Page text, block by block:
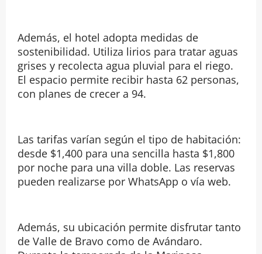
Además, el hotel adopta medidas de
sostenibilidad. Utiliza lirios para tratar aguas
grises y recolecta agua pluvial para el riego.
El espacio permite recibir hasta 62 personas,
con planes de crecer a 94.
Las tarifas varían según el tipo de habitación:
desde $1,400 para una sencilla hasta $1,800
por noche para una villa doble. Las reservas
pueden realizarse por WhatsApp o vía web.
Además, su ubicación permite disfrutar tanto
de Valle de Bravo como de Avándaro.